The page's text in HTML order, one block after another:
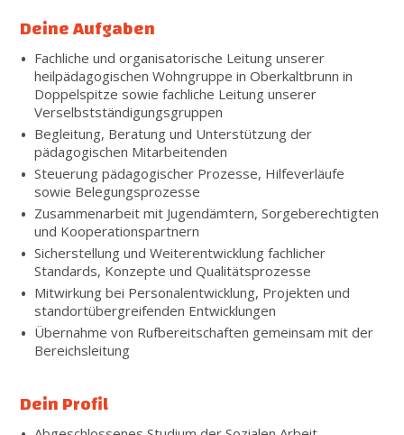
Deine Aufgaben
Fachliche und organisatorische Leitung unserer
heilpädagogischen Wohngruppe in Oberkaltbrunn in
Doppelspitze sowie fachliche Leitung unserer
Verselbstständigungsgruppen
Begleitung, Beratung und Unterstützung der
pädagogischen Mitarbeitenden
Steuerung pädagogischer Prozesse, Hilfeverläufe
sowie Belegungsprozesse
Zusammenarbeit mit Jugendämtern, Sorgeberechtigten
und Kooperationspartnern
Sicherstellung und Weiterentwicklung fachlicher
Standards, Konzepte und Qualitätsprozesse
Mitwirkung bei Personalentwicklung, Projekten und
standortübergreifenden Entwicklungen
Übernahme von Rufbereitschaften gemeinsam mit der
Bereichsleitung
Dein Profil